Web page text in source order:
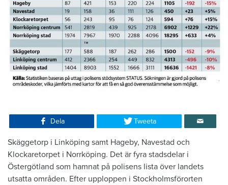
Dela Tweeta
Skäggetorp i Linköping samt Hageby, Navestad och
Klockaretorpet i Norrköping. Det är fyra stadsdelar i
Östergötland som hamnat på polisens lista över landets
utsatta områden. Efter upploppen i Stockholmsförorten